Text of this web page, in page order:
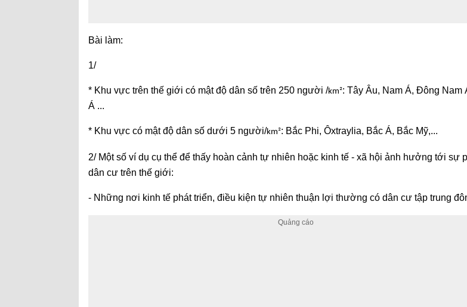
Bài làm:
1/
* Khu vực trên thế giới có mật độ dân số trên 250 người /km²: Tây Âu, Nam Á, Đông Nam
Á ...
* Khu vực có mật độ dân số dưới 5 người/km²: Bắc Phi, Ôxtraylia, Bắc Á, Bắc Mỹ,...
2/ Một số ví dụ cụ thể để thấy hoàn cảnh tự nhiên hoặc kinh tế - xã hội ảnh hưởng tới sự
dân cư trên thế giới:
- Những nơi kinh tế phát triển, điều kiện tự nhiên thuận lợi thường có dân cư tập trung